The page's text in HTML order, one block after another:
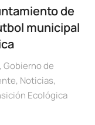
de
municipal
, Gobierno de
, Noticias,
Ecológica